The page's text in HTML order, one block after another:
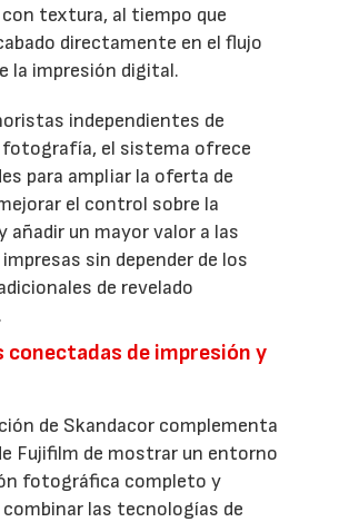
textura, al tiempo que
directamente en el flujo
la impresión digital.
independientes de
fotografía, el sistema ofrece
para ampliar la oferta de
el control sobre la
añadir un mayor valor a las
sin depender de los
de revelado
conectadas de impresión y
de Skandacor complementa
Fujifilm de mostrar un entorno
fotográfica completo y
las tecnologías de